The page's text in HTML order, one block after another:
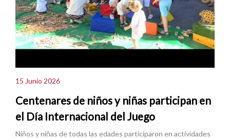
15 Junio 2026
Centenares de niños y niñas participan en
el Día Internacional del Juego
Niños y niñas de todas las edades participaron en actividades